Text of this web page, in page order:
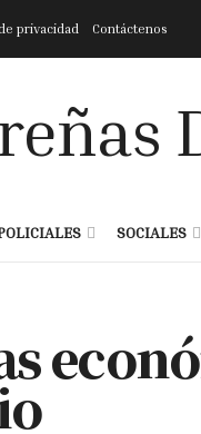
privacidad Contáctenos
SOCIALES